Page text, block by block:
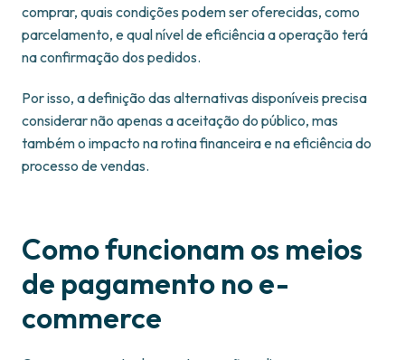
comprar, quais condições podem ser oferecidas, como
parcelamento, e qual nível de eficiência a operação terá
na confirmação dos pedidos.
Por isso, a definição das alternativas disponíveis precisa
considerar não apenas a aceitação do público, mas
também o impacto na rotina financeira e na eficiência do
processo de vendas.
Como funcionam os meios
de pagamento no e-
commerce